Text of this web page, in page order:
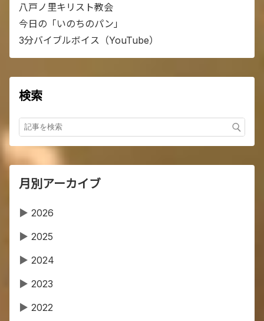
八戸ノ里キリスト教会
今日の「いのちのパン」
3分バイブルボイス（YouTube）
検索
月別アーカイブ
▶ 2026
▶ 2025
▶ 2024
▶ 2023
▶ 2022